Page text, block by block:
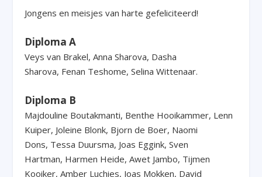
Jongens en meisjes van harte gefeliciteerd!
Diploma A
Veys van Brakel, Anna Sharova, Dasha
Sharova, Fenan Teshome, Selina Wittenaar.
Diploma B
Majdouline Boutakmanti, Benthe Hooikammer, Lenn
Kuiper, Joleine Blonk, Bjorn de Boer, Naomi
Dons, Tessa Duursma, Joas Eggink, Sven
Hartman, Harmen Heide, Awet Jambo, Tijmen
Kooiker, Amber Luchies, Joas Mokken, David